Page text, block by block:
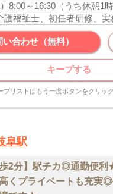
8:00～16:30（うち休憩1時
合わせ（無料）
キープする
プリストはもう一度ボタンをクリッ
阜駅
2分】駅チカ◎通勤便
くプライベートも充実◎